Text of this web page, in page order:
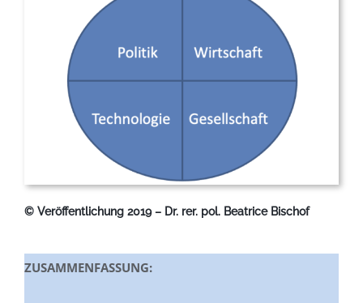
© Veröffentlichung 2019 – Dr. rer. pol. Beatrice Bischof
ZUSAMMENFASSUNG: